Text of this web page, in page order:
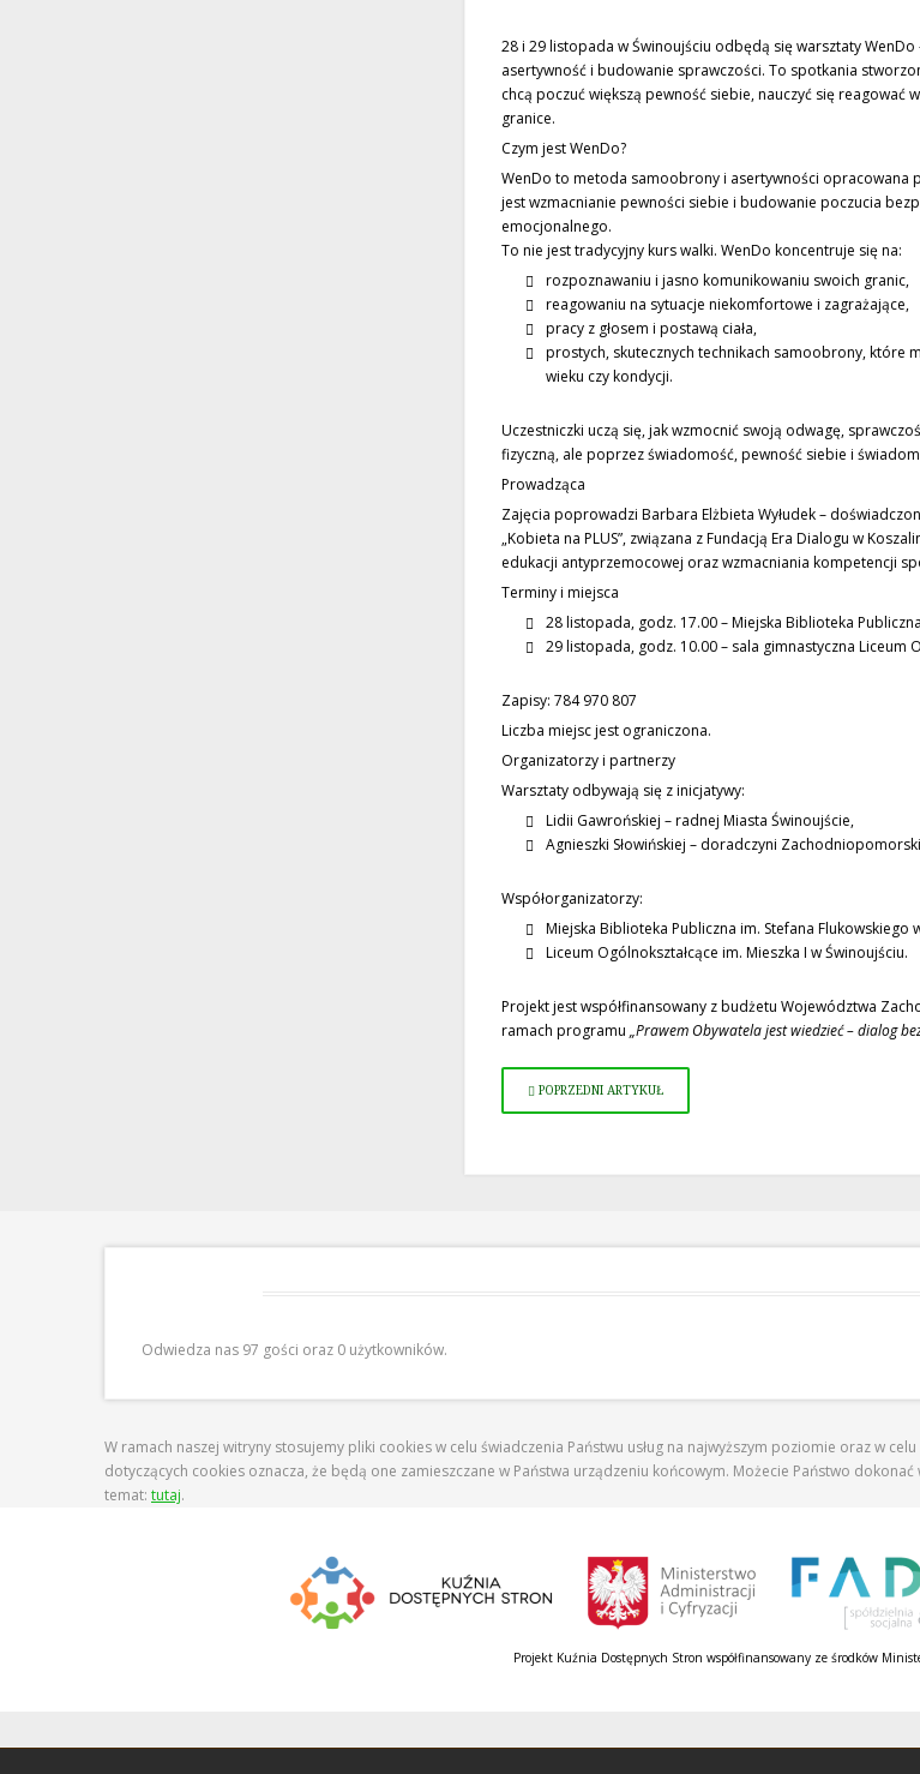
28 i 29 listopada w Świnoujściu odbędą się warsztaty
asertywność i budowanie sprawczości. To spotkania
chcą poczuć większą pewność siebie, nauczyć się reagować
granice.
Czym jest WenDo?
WenDo to metoda samoobrony i asertywności opracowana
jest wzmacnianie pewności siebie i budowanie poczucia
emocjonalnego.
To nie jest tradycyjny kurs walki. WenDo koncentruje się na:
rozpoznawaniu i jasno komunikowaniu swoich granic,
reagowaniu na sytuacje niekomfortowe i zagrażające,
pracy z głosem i postawą ciała,
prostych, skutecznych technikach samoobrony, które
wieku czy kondycji.
Uczestniczki uczą się, jak wzmocnić swoją odwagę,
fizyczną, ale poprzez świadomość, pewność siebie i
Prowadząca
Zajęcia poprowadzi Barbara Elżbieta Wyłudek –
„Kobieta na PLUS”, związana z Fundacją Era Dialogu w
edukacji antyprzemocowej oraz wzmacniania kompetencji
Terminy i miejsca
28 listopada, godz. 17.00 – Miejska Biblioteka
29 listopada, godz. 10.00 – sala gimnastyczna Liceum
Zapisy: 784 970 807
Liczba miejsc jest ograniczona.
Organizatorzy i partnerzy
Warsztaty odbywają się z inicjatywy:
Lidii Gawrońskiej – radnej Miasta Świnoujście,
Agnieszki Słowińskiej – doradczyni
Współorganizatorzy:
Miejska Biblioteka Publiczna im. Stefana Flukowskiego
Liceum Ogólnokształcące im. Mieszka I w Świnoujściu.
Projekt jest współfinansowany z budżetu Województwa
ramach programu „Prawem Obywatela jest wiedzieć – dialog
POPRZEDNI ARTYKUŁ
Odwiedza nas 97 gości oraz 0 użytkowników.
W ramach naszej witryny stosujemy pliki cookies w celu świadczenia Państwu usług na najwyższym poziomie oraz w
dotyczących cookies oznacza, że będą one zamieszczane w Państwa urządzeniu końcowym. Możecie Państwo
temat: tutaj.
Projekt Kuźnia Dostępnych Stron współfinansowany ze środków